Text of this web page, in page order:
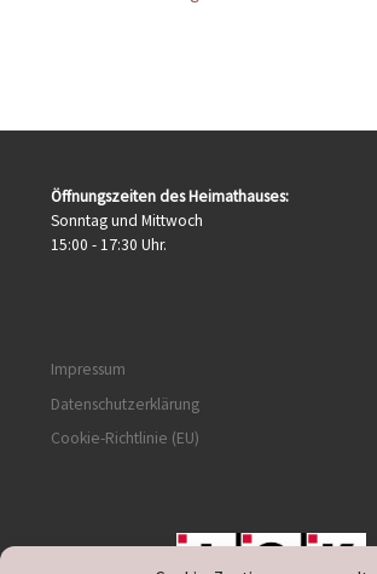
Öffnungszeiten des Heimathauses:
Sonntag und Mittwoch
15:00 - 17:30 Uhr.
Impressum
Datenschutzerklärung
Cookie-Richtlinie (EU)